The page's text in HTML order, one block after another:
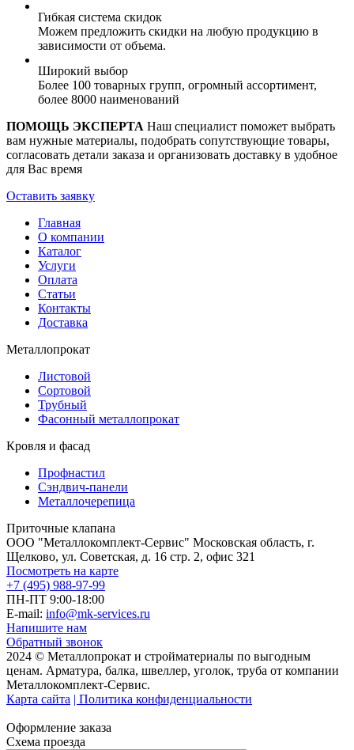
Гибкая система скидок
Можем предложить скидки на любую продукцию в
зависимости от объема.
Широкий выбор
Более 100 товарных групп, огромный ассортимент,
более 8000 наименований
ПОМОЩЬ ЭКСПЕРТА Наш специалист поможет выбрать
вам нужные материалы, подобрать сопутствующие товары,
согласовать детали заказа и организовать доставку в удобное
для Вас время
Оставить заявку
Главная
О компании
Каталог
Услуги
Оплата
Статьи
Контакты
Доставка
Металлопрокат
Листовой
Сортовой
Трубный
Фасонный металлопрокат
Кровля и фасад
Профнастил
Сэндвич-панели
Металлочерепица
Приточные клапана
ООО "Металлокомплект-Сервис" Московская область, г.
Щелково, ул. Советская, д. 16 стр. 2, офис 321
Посмотреть на карте
+7 (495) 988-97-99
ПН-ПТ 9:00-18:00
E-mail: info@mk-services.ru
Напишите нам
Обратный звонок
2024 © Металлопрокат и стройматериалы по выгодным
ценам. Арматура, балка, швеллер, уголок, труба от компании
Металлокомплект-Сервис.
Карта сайта | Политика конфиденциальности
Оформление заказа
Схема проезда